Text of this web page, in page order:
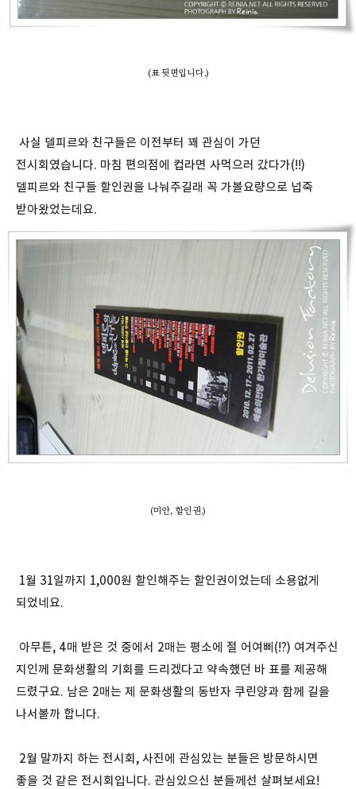
(표 뒷면입니다.)
사실 델피르와 친구들은 이전부터 꽤 관심이 가던
전시회였습니다. 마침 편의점에 컵라면 사먹으러 갔다가(!!)
델피르와 친구들 할인권을 나눠주길래 꼭 가볼요량으로 넙죽
받아왔었는데요.
(미안, 할인권.)
1월 31일까지 1,000원 할인해주는 할인권이었는데 소용없게
되었네요.
아무튼, 4매 받은 것 중에서 2매는 평소에 절 어여삐(!?) 여겨주신
지인께 문화생활의 기회를 드리겠다고 약속했던 바 표를 제공해
드렸구요. 남은 2매는 제 문화생활의 동반자 쿠린양과 함께 길을
나서볼까 합니다.
2월 말까지 하는 전시회, 사진에 관심있는 분들은 방문하시면
좋을 것 같은 전시회입니다. 관심있으신 분들께선 살펴보세요!